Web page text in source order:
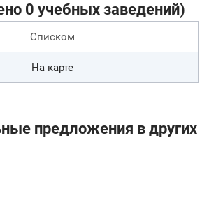
0 учебных заведений)
Списком
На карте
предложения в других